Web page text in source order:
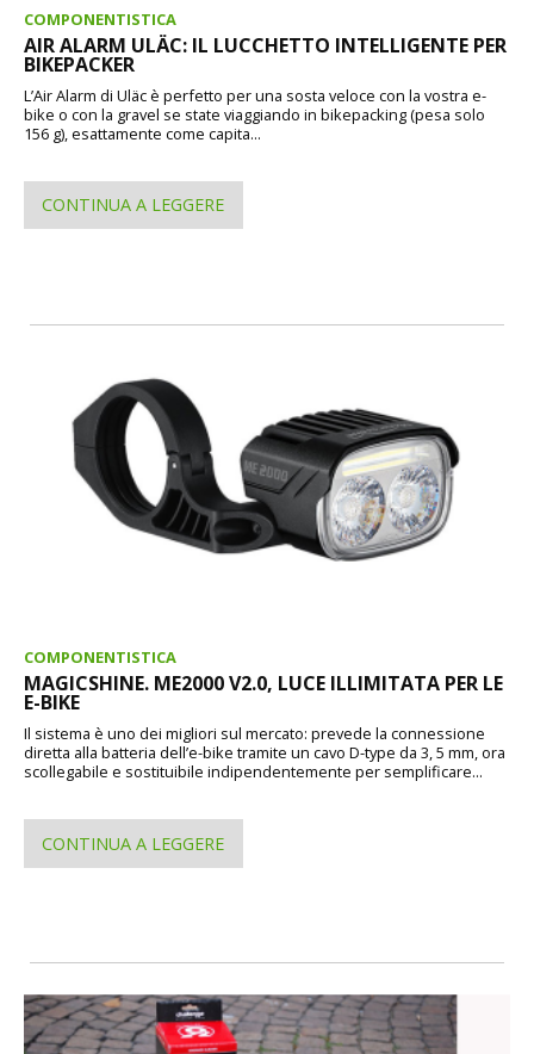
COMPONENTISTICA
AIR ALARM ULÄC: IL LUCCHETTO INTELLIGENTE PER
BIKEPACKER
L’Air Alarm di Uläc è perfetto per una sosta veloce con la vostra e-
bike o con la gravel se state viaggiando in bikepacking (pesa solo
156 g), esattamente come capita...
CONTINUA A LEGGERE
COMPONENTISTICA
MAGICSHINE. ME2000 V2.0, LUCE ILLIMITATA PER LE
E-BIKE
Il sistema è uno dei migliori sul mercato: prevede la connessione
diretta alla batteria dell’e-bike tramite un cavo D-type da 3, 5 mm, ora
scollegabile e sostituibile indipendentemente per semplificare...
CONTINUA A LEGGERE